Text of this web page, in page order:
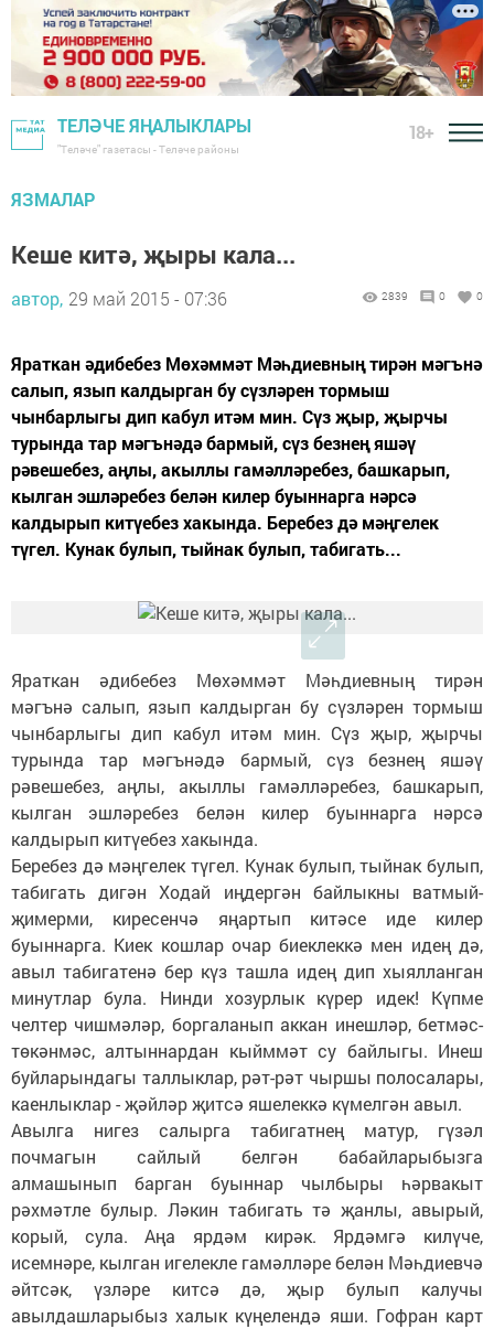
ТЕЛӘЧЕ ЯҢАЛЫКЛАРЫ
"Теләче" газетасы - Теләче районы
18+
ЯЗМАЛАР
Кеше китә, җыры кала...
автор, 29 май 2015 - 07:36 2839 0 0
Яраткан әдибебез Мөхәммәт Мәһдиевның тирән мәгънә
салып, язып калдырган бу сүзләрен тормыш
чынбарлыгы дип кабул итәм мин. Сүз җыр, җырчы
турында тар мәгънәдә бармый, сүз безнең яшәү
рәвешебез, аңлы, акыллы гамәлләребез, башкарып,
кылган эшләребез белән килер буыннарга нәрсә
калдырып китүебез хакында. Беребез дә мәңгелек
түгел. Кунак булып, тыйнак булып, табигать...
Яраткан әдибебез Мөхәммәт Мәһдиевның тирән
мәгънә салып, язып калдырган бу сүзләрен тормыш
чынбарлыгы дип кабул итәм мин. Сүз җыр, җырчы
турында тар мәгънәдә бармый, сүз безнең яшәү
рәвешебез, аңлы, акыллы гамәлләребез, башкарып,
кылган эшләребез белән килер буыннарга нәрсә
калдырып китүебез хакында.
Беребез дә мәңгелек түгел. Кунак булып, тыйнак булып,
табигать дигән Ходай иңдергән байлыкны ватмый-
җимерми, киресенчә яңартып китәсе иде килер
буыннарга. Киек кошлар очар биеклеккә мен идең дә,
авыл табигатенә бер күз ташла идең дип хыялланган
минутлар була. Нинди хозурлык күрер идек! Күпме
челтер чишмәләр, боргаланып аккан инешләр, бетмәс-
төкәнмәс, алтыннардан кыйммәт су байлыгы. Инеш
буйларындагы таллыклар, рәт-рәт чыршы полосалары,
каенлыклар - җәйләр җитсә яшелеккә күмелгән авыл.
Авылга нигез салырга табигатнең матур, гүзәл
почмагын сайлый белгән бабайларыбызга
алмашынып барган буыннар чылбыры һәрвакыт
рәхмәтле булыр. Ләкин табигать тә җанлы, авырый,
корый, сула. Аңа ярдәм кирәк. Ярдәмгә килүче,
исемнәре, кылган игелекле гамәлләре белән Мәһдиевчә
әйтсәк, үзләре китсә дә, җыр булып калучы
авылдашларыбыз халык күңелендә яши. Гофран карт